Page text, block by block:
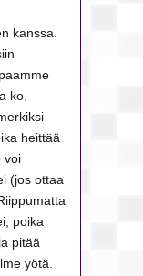
kanssa.
ko.
heittää
voi
(jos ottaa
poika
pitää
yötä.